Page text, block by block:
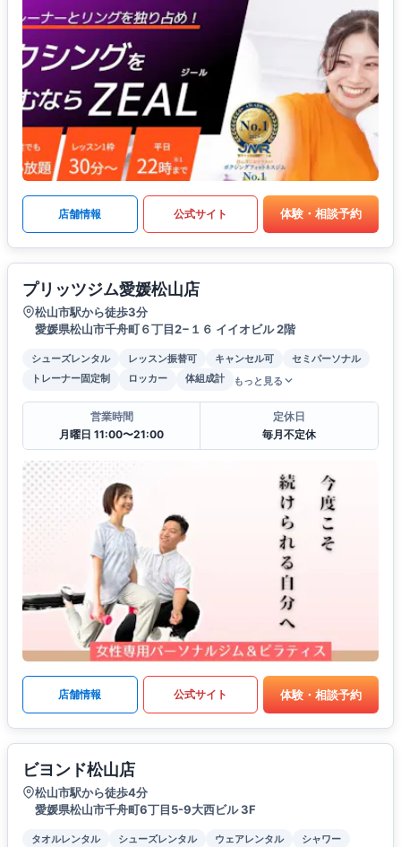
店舗情報 公式サイト 体験・相談予約
プリッツジム愛媛松山店
松山市駅から徒歩3分
愛媛県松山市千舟町６丁目2−１６ イイオビル 2階
シューズレンタル レッスン振替可 キャンセル可
セミパーソナル
トレーナー固定制
ロッカー 体組成計 もっと見る
営業時間
月曜日 11:00〜21:00
定休日
毎月不定休
店舗情報 公式サイト 体験・相談予約
ビヨンド松山店
松山市駅から徒歩4分
愛媛県松山市千舟町6丁目5-9大西ビル 3F
タオルレンタル シューズレンタル ウェアレンタル
シャワー